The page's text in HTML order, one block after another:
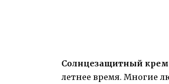
Солнцезащитный крем
летнее время. Многие